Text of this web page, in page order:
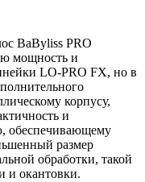
BaByliss PRO
мощность и
LO-PRO FX, но в
корпусу,
и
обеспечивающему
размер
обработки, такой
и окантовки.